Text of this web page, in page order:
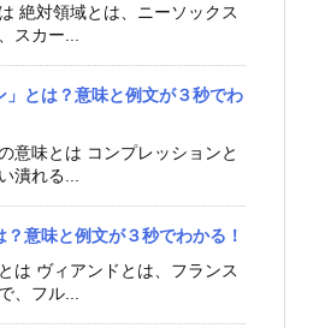
絶対領域とは、ニーソックス
スカー...
」とは？意味と例文が３秒でわ
意味とは コンプレッションと
潰れる...
？意味と例文が３秒でわかる！
は ヴィアンドとは、フランス
、フル...